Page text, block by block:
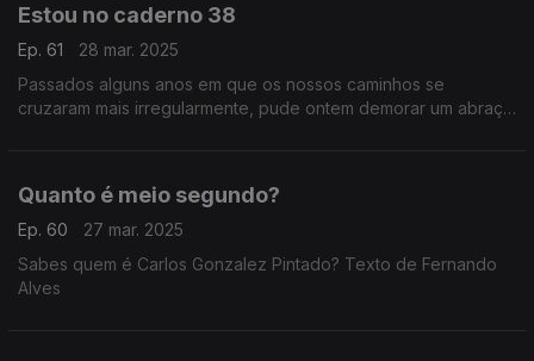
Estou no caderno 38
Ep. 61
28 mar. 2025
Passados alguns anos em que os nossos caminhos se
cruzaram mais irregularmente, pude ontem demorar um abraço
Quanto é meio segundo?
Ep. 60
27 mar. 2025
Sabes quem é Carlos Gonzalez Pintado? Texto de Fernando
Alves